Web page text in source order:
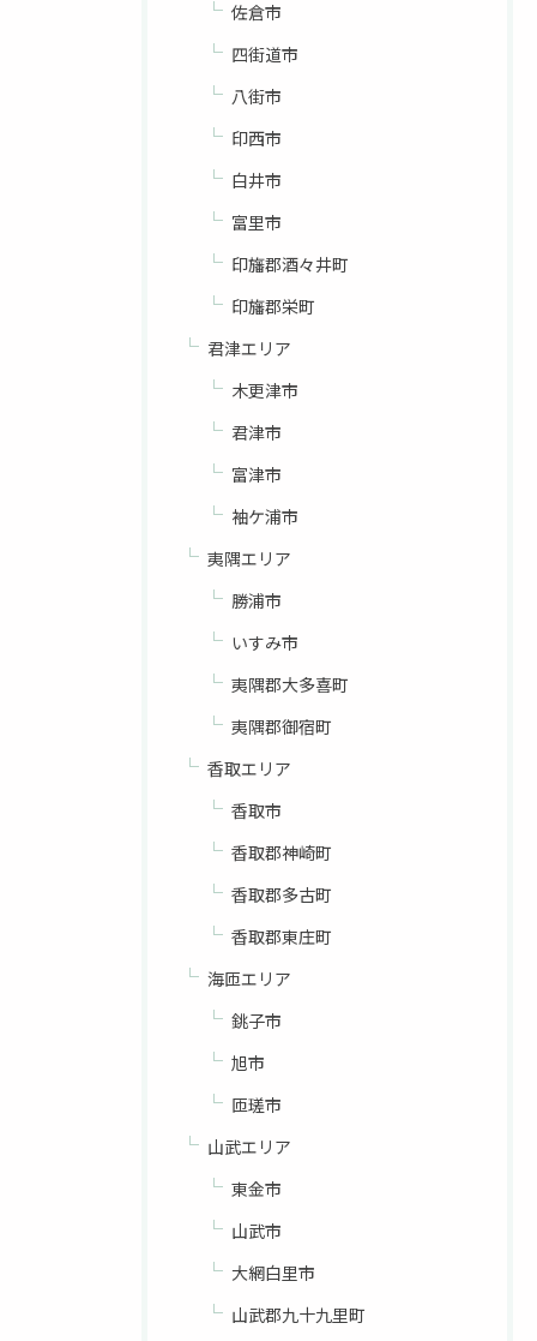
佐倉市
四街道市
八街市
印西市
白井市
富里市
印旛郡酒々井町
印旛郡栄町
君津エリア
木更津市
君津市
富津市
袖ケ浦市
夷隅エリア
勝浦市
いすみ市
夷隅郡大多喜町
夷隅郡御宿町
香取エリア
香取市
香取郡神崎町
香取郡多古町
香取郡東庄町
海匝エリア
銚子市
旭市
匝瑳市
山武エリア
東金市
山武市
大網白里市
山武郡九十九里町